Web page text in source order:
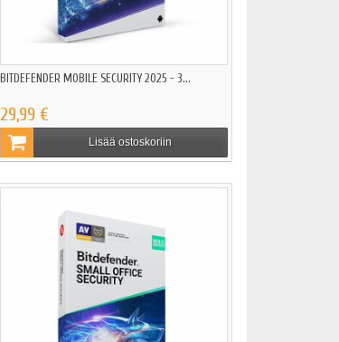
BITDEFENDER MOBILE SECURITY 2025 - 3...
29,99 €
Lisää ostoskoriin